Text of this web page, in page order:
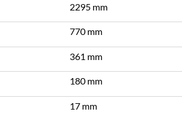
2295 mm
770 mm
361 mm
180 mm
17 mm